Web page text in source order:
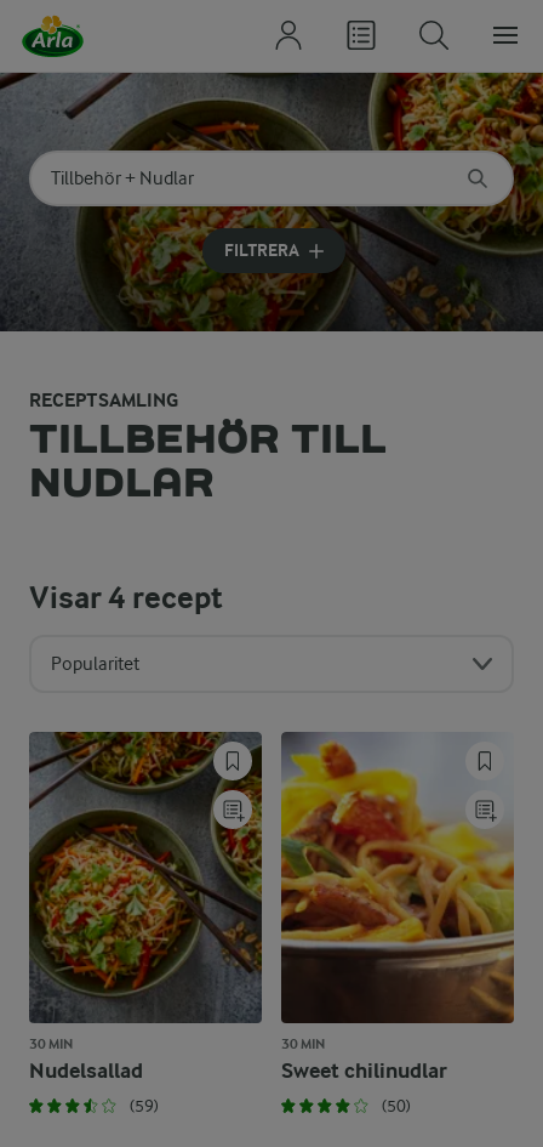
Sök på kategori eller ingrediens
Skriv in sökord för att få förslag
FILTRERA
RECEPTSAMLING
TILLBEHÖR TILL
NUDLAR
Visar4 recept
Popularitet
30 MIN
Nudelsallad
(59)
30 MIN
Sweet chilinudlar
(50)